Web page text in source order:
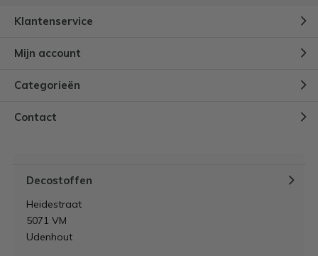
Klantenservice
Mijn account
Categorieën
Contact
Decostoffen
Heidestraat
5071 VM
Udenhout